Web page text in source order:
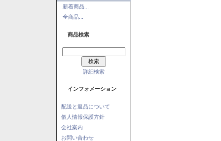
新着商品...
全商品...
商品検索
詳細検索
インフォメーション
配送と返品について
個人情報保護方針
会社案内
お問い合わせ